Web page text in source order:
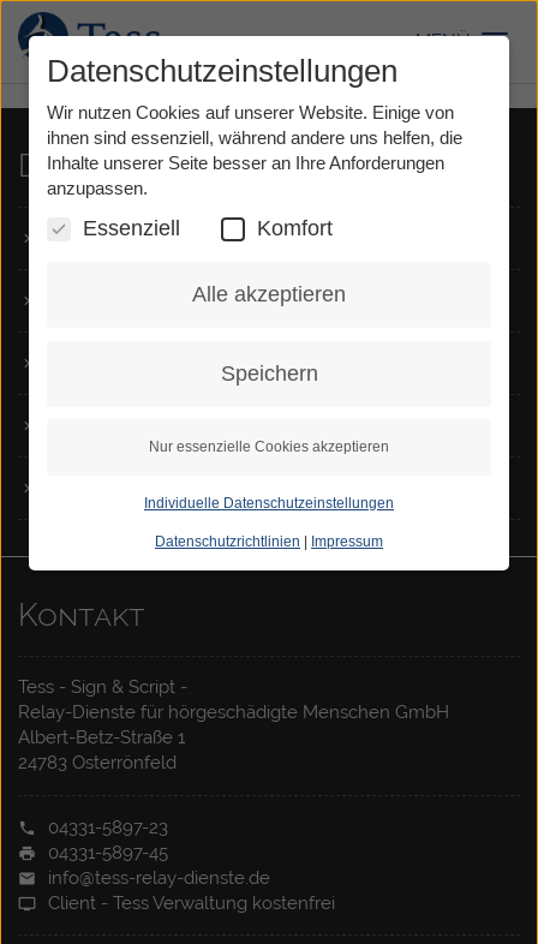
Direkt
zum
Inhalt
MENÜ
Dienste
TeSign
Kontakt
Tess - Sign & Script -
Relay-Dienste für hörgeschädigte Menschen GmbH
Albert-Betz-Straße 1
24783 Osterrönfeld
04331-5897-23
04331-5897-45
info@tess-relay-dienste.de
Client - Tess Verwaltung kostenfrei
Datenschutzeinstellungen
Wir nutzen Cookies auf unserer Website. Einige von
ihnen sind essenziell, während andere uns helfen, die
Inhalte unserer Seite besser an Ihre Anforderungen
anzupassen.
Essenziell Komfort
Alle akzeptieren
Speichern
Nur essenzielle Cookies akzeptieren
Individuelle Datenschutzeinstellungen
Datenschutzrichtlinien | Impressum